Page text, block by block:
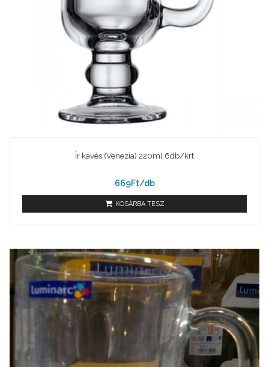
Ír kávés (Venezia) 220ml 6db/krt
669Ft/db
KOSÁRBA TESZ